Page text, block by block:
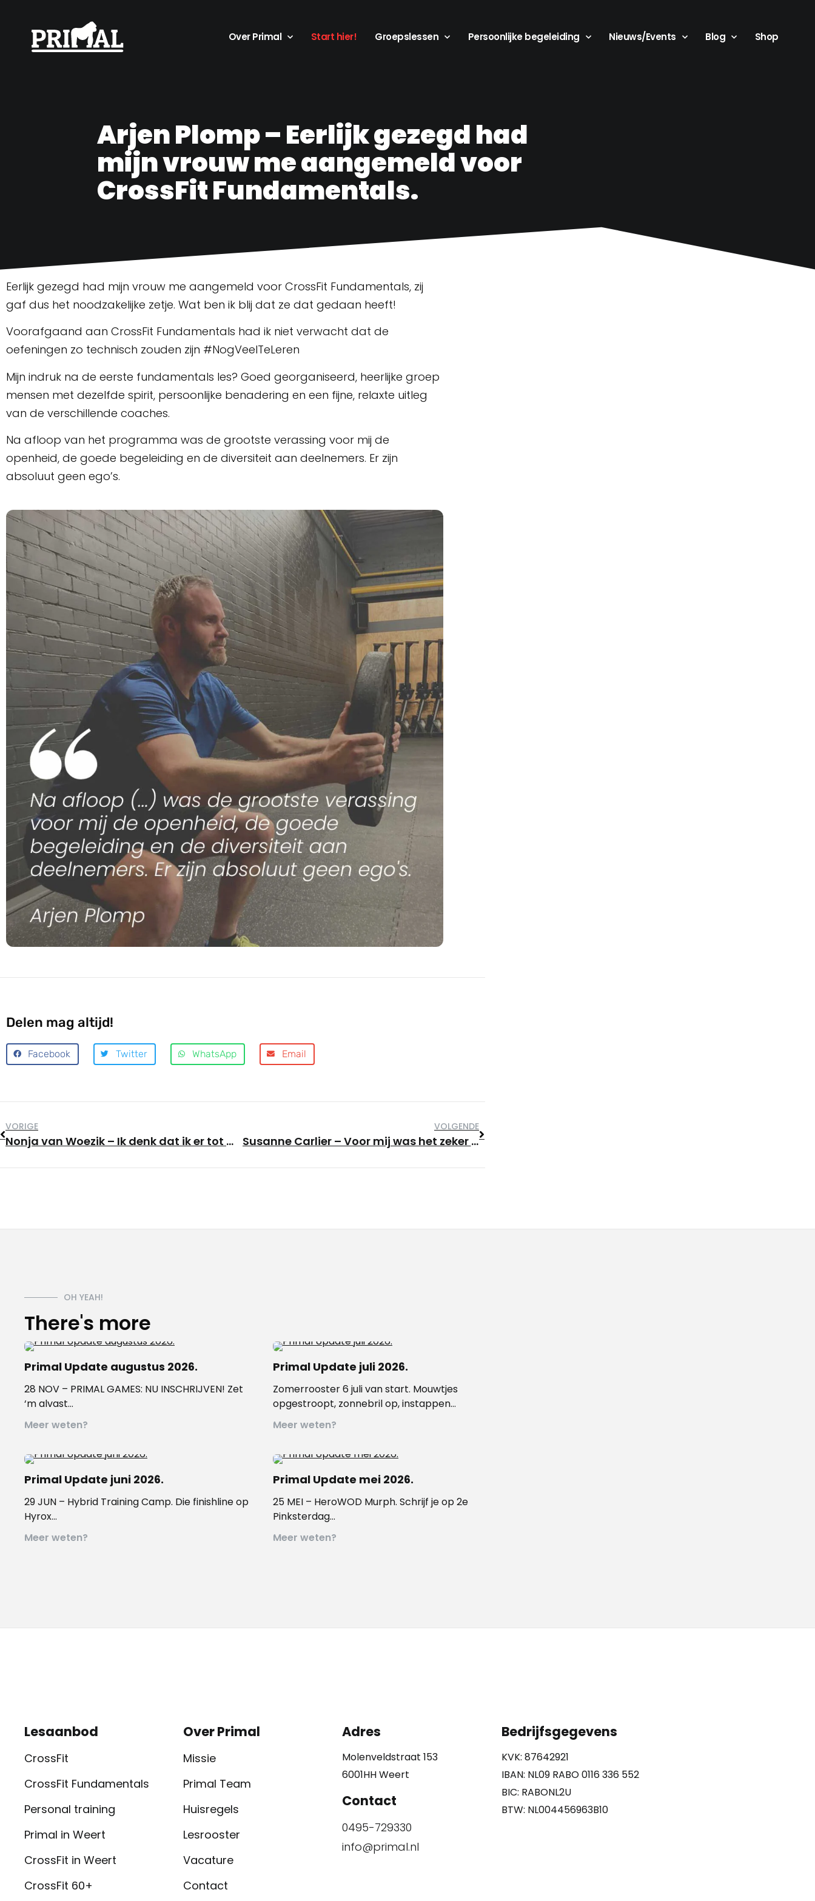
Over Primal Start hier! Groepslessen Persoonlijke begeleiding Nieuws/Events Blog Shop
Arjen Plomp – Eerlijk gezegd had
mijn vrouw me aangemeld voor
CrossFit Fundamentals.
Eerlijk gezegd had mijn vrouw me aangemeld voor CrossFit Fundamentals, zij
gaf dus het noodzakelijke zetje. Wat ben ik blij dat ze dat gedaan heeft!
Voorafgaand aan CrossFit Fundamentals had ik niet verwacht dat de
oefeningen zo technisch zouden zijn #NogVeelTeLeren
Mijn indruk na de eerste fundamentals les? Goed georganiseerd, heerlijke groep
mensen met dezelfde spirit, persoonlijke benadering en een fijne, relaxte uitleg
van de verschillende coaches.
Na afloop van het programma was de grootste verassing voor mij de
openheid, de goede begeleiding en de diversiteit aan deelnemers. Er zijn
absoluut geen ego’s.
Delen mag altijd!
Facebook Twitter WhatsApp Email
VORIGE
Nonja van Woezik – Ik denk dat ik er tot m’n 80e lid blijf .
VOLGENDE
Susanne Carlier – Voor mij was het zeker waardevol om deel te nemen aan CrossFit Fundamentals.
OH YEAH!
There's more
Primal Update augustus 2026.
28 NOV – PRIMAL GAMES: NU INSCHRIJVEN! Zet
‘m alvast…
Meer weten?
Primal Update juli 2026.
Zomerrooster 6 juli van start. Mouwtjes
opgestroopt, zonnebril op, instappen…
Meer weten?
Primal Update juni 2026.
29 JUN – Hybrid Training Camp. Die finishline op
Hyrox…
Meer weten?
Primal Update mei 2026.
25 MEI – HeroWOD Murph. Schrijf je op 2e
Pinksterdag…
Meer weten?
Lesaanbod
CrossFit
CrossFit Fundamentals
Personal training
Primal in Weert
CrossFit in Weert
CrossFit 60+
Over Primal
Missie
Primal Team
Huisregels
Lesrooster
Vacature
Contact
Adres
Molenveldstraat 153
6001HH Weert
Contact
0495-729330
info@primal.nl
Bedrijfsgegevens
KVK: 87642921
IBAN: NL09 RABO 0116 336 552
BIC: RABONL2U
BTW: NL004456963B10